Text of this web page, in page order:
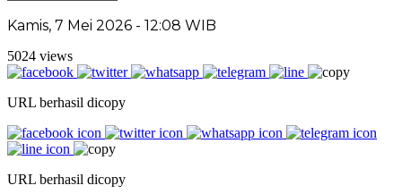
Kamis, 7 Mei 2026 - 12:08 WIB
5024 views
URL berhasil dicopy
URL berhasil dicopy